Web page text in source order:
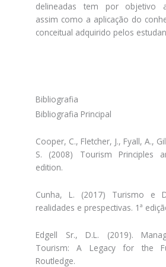
delineadas tem por objetivo
assim como a aplicação do
conceitual adquirido pelos
Bibliografia
Bibliografia Principal
Cooper, C., Fletcher, J., Fyall, A.,
S. (2008) Tourism Principles
edition.
Cunha, L. (2017) Turismo e
realidades e prespectivas. 1ª
Edgell Sr., D.L. (2019).
Tourism: A Legacy for the
Routledge.